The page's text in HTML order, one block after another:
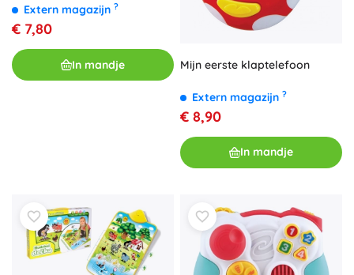
Extern magazijn ?
€ 7,80
In mandje Mijn eerste klaptelefoon
Extern magazijn ?
€ 8,90
In mandje